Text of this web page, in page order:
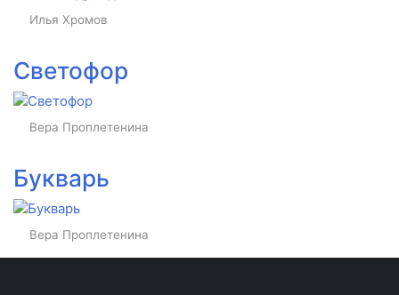
Илья Хромов
Светофор
Вера Проплетенина
Букварь
Вера Проплетенина